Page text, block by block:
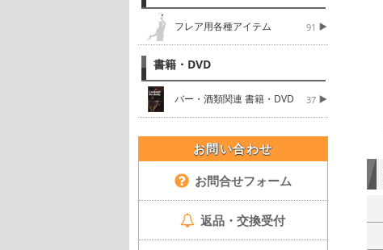
フレア用各種アイテム 91
書籍・DVD
バー・酒類関連 書籍・DVD 37
お問い合わせ
お問合せフォーム
返品・交換受付